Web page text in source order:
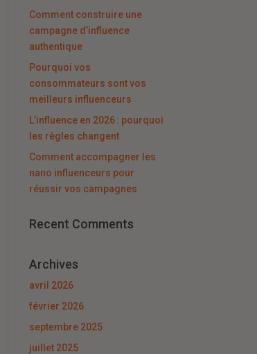
Comment construire une
campagne d’influence
authentique
Pourquoi vos
consommateurs sont vos
meilleurs influenceurs
L’influence en 2026 : pourquoi
les règles changent
Comment accompagner les
nano influenceurs pour
réussir vos campagnes
Recent Comments
Archives
avril 2026
février 2026
septembre 2025
juillet 2025